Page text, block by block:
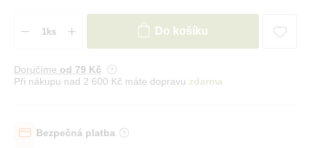
Do košíku
Doručíme od 79 Kč
Při nákupu nad 2 600 Kč máte dopravu zdarma
Bezpečná platba